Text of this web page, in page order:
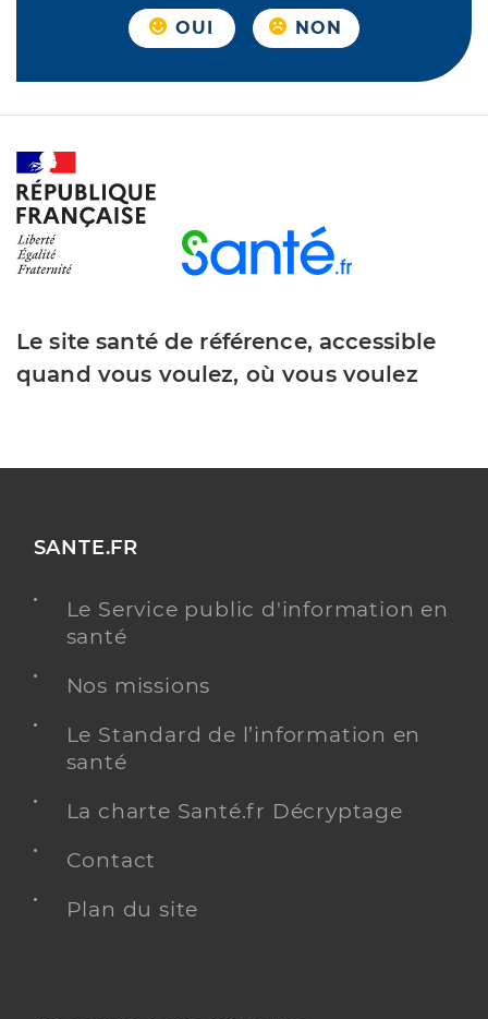
OUI NON
Le site santé de référence, accessible
quand vous voulez, où vous voulez
SANTE.FR
Le Service public d'information en
santé
Nos missions
Le Standard de l’information en
santé
La charte Santé.fr Décryptage
Contact
Plan du site